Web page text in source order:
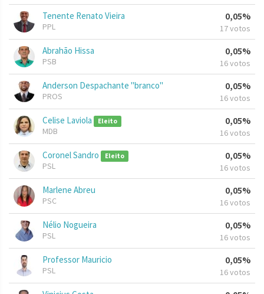
Tenente Renato Vieira
PPL
0,05%
17 votos
Abrahão Hissa
PSB
0,05%
16 votos
Anderson Despachante "branco"
PROS
0,05%
16 votos
Celise Laviola Eleito
MDB
0,05%
16 votos
Coronel Sandro Eleito
PSL
0,05%
16 votos
Marlene Abreu
PSC
0,05%
16 votos
Nélio Nogueira
PSL
0,05%
16 votos
Professor Mauricio
PSL
0,05%
16 votos